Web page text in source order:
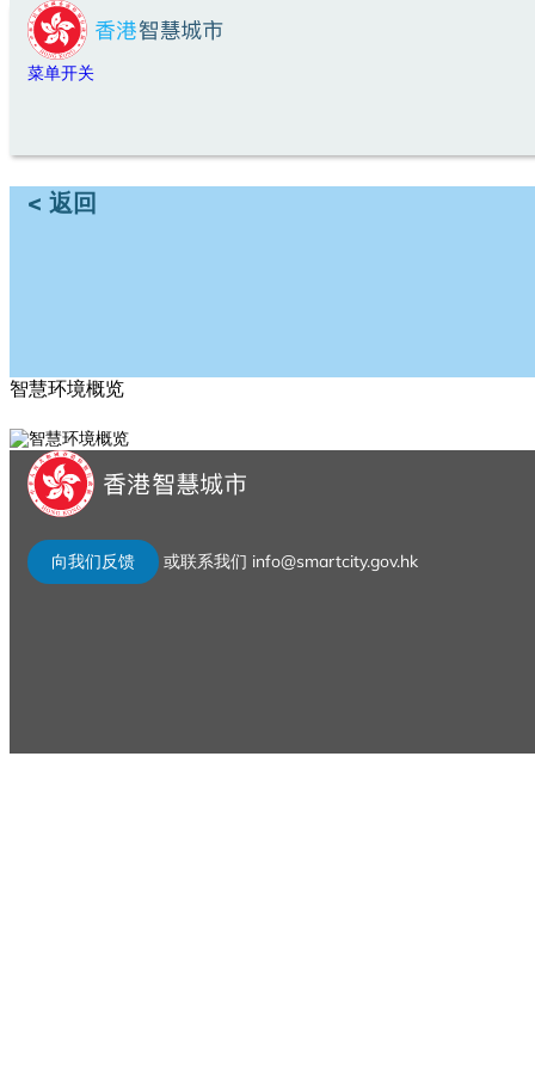
跳转到主要内容
菜单开关
< 返回
智慧环境概览
向我们反馈 或联系我们 info@smartcity.gov.hk
sfy39587stp16